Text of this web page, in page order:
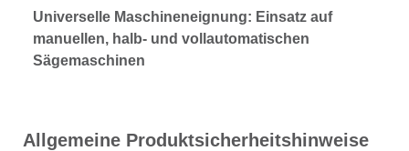
Universelle Maschineneignung: Einsatz auf
manuellen, halb- und vollautomatischen
Sägemaschinen
Allgemeine Produktsicherheitshinweise